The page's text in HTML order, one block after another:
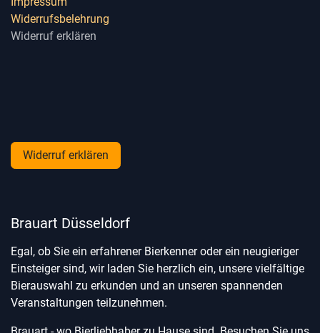
Widerrufsbelehrung
Widerruf erklären
Widerruf erklären
Brauart Düsseldorf
Egal, ob Sie ein erfahrener Bierkenner oder ein neugieriger
Einsteiger sind, wir laden Sie herzlich ein, unsere vielfältige
Bierauswahl zu erkunden und an unseren spannenden
Veranstaltungen teilzunehmen.